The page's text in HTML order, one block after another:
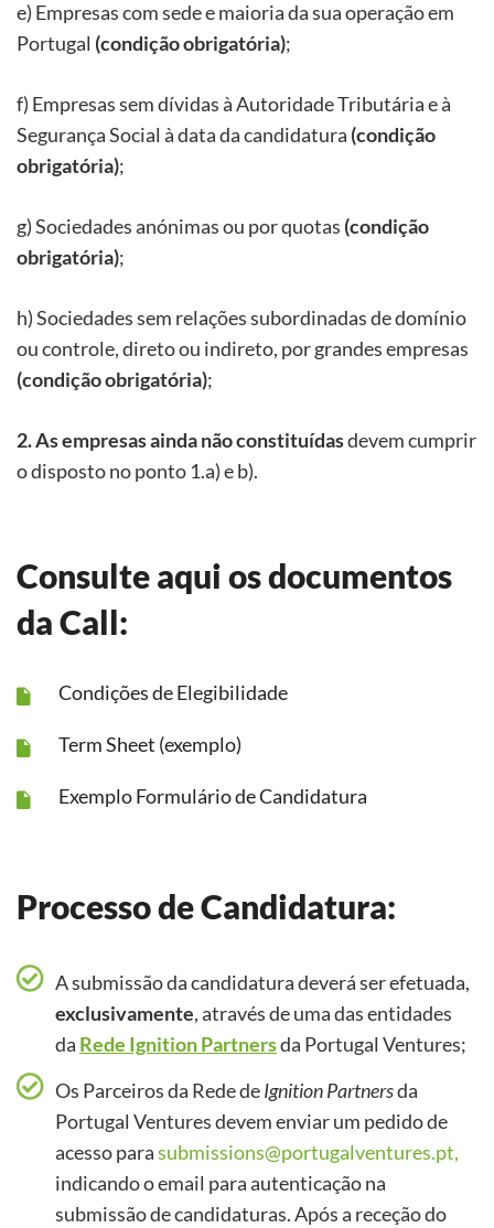
e) Empresas com sede e maioria da sua operação em
Portugal (condição obrigatória);
f) Empresas sem dívidas à Autoridade Tributária e à
Segurança Social à data da candidatura (condição
obrigatória);
g) Sociedades anónimas ou por quotas (condição
obrigatória);
h) Sociedades sem relações subordinadas de domínio
ou controle, direto ou indireto, por grandes empresas
(condição obrigatória);
2. As empresas ainda não constituídasdevem cumprir
o disposto no ponto 1.a) e b).
Consulte aqui os documentos
da Call:
Condições de Elegibilidade
Term Sheet (exemplo)
Exemplo Formulário de Candidatura
Processo de Candidatura:
A submissão da candidatura deverá ser efetuada,
exclusivamente, através de uma das entidades
da Rede Ignition Partnersda Portugal Ventures;
Os Parceiros da Rede deIgnition Partnersda
Portugal Ventures devem enviar um pedido de
acesso parasubmissions@portugalventures.pt,
indicando o email para autenticação na
submissão de candidaturas. Após a receção do